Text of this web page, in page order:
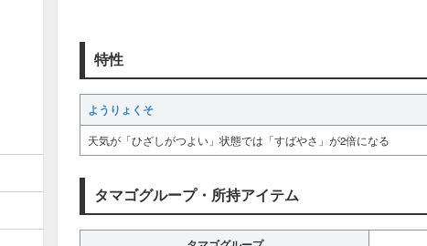
特性
ようりょくそ
天気が「ひざしがつよい」状態では「すばやさ」が2倍になる
タマゴグループ・所持アイテム